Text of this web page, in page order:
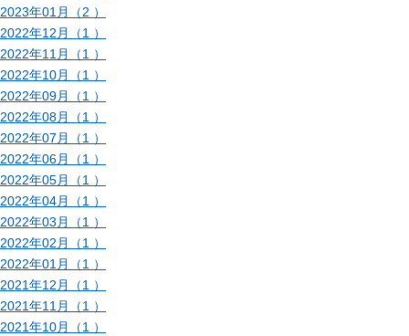
2023年01月（2 ）
2022年12月（1 ）
2022年11月（1 ）
2022年10月（1 ）
2022年09月（1 ）
2022年08月（1 ）
2022年07月（1 ）
2022年06月（1 ）
2022年05月（1 ）
2022年04月（1 ）
2022年03月（1 ）
2022年02月（1 ）
2022年01月（1 ）
2021年12月（1 ）
2021年11月（1 ）
2021年10月（1 ）